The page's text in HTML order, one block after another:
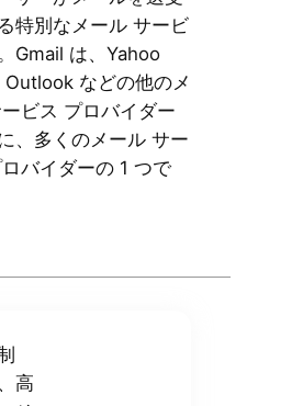
特別なメール サービ
Gmail は、Yahoo
Outlook などの他のメ
ビス プロバイダー
、多くのメール サー
バイダーの 1 つで
高